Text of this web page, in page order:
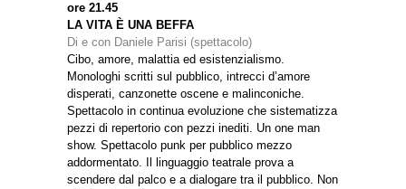
ore 21.45
LA VITA È UNA BEFFA
Di e con Daniele Parisi (spettacolo)
Cibo, amore, malattia ed esistenzialismo.
Monologhi scritti sul pubblico, intrecci d’amore
disperati, canzonette oscene e malinconiche.
Spettacolo in continua evoluzione che sistematizza
pezzi di repertorio con pezzi inediti. Un one man
show. Spettacolo punk per pubblico mezzo
addormentato. Il linguaggio teatrale prova a
scendere dal palco e a dialogare tra il pubblico. Non